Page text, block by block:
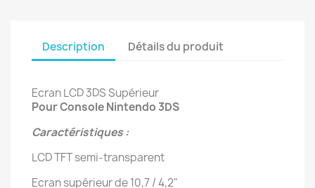
Description Détails du produit
Ecran LCD 3DS Supérieur
Pour Console Nintendo 3DS
Caractéristiques :
LCD TFT semi-transparent
Ecran supérieur de 10,7 / 4,2"